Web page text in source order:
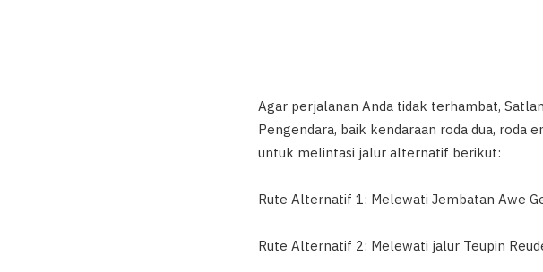
Agar perjalanan Anda tidak terhambat,
Pengendara, baik kendaraan roda dua, roda
untuk melintasi jalur alternatif berikut:
Rute Alternatif 1: Melewati Jembatan Awe
Rute Alternatif 2: Melewati jalur Teupin